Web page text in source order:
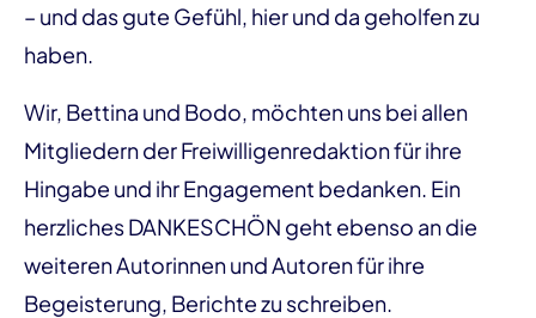
– und das gute Gefühl, hier und da geholfen zu
haben.
Wir, Bettina und Bodo, möchten uns bei allen
Mitgliedern der Freiwilligenredaktion für ihre
Hingabe und ihr Engagement bedanken. Ein
herzliches DANKESCHÖN geht ebenso an die
weiteren Autorinnen und Autoren für ihre
Begeisterung, Berichte zu schreiben.